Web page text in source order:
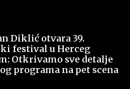
Diklić otvara 39.
festival u Herceg
Otkrivamo sve detalje
programa na pet scena